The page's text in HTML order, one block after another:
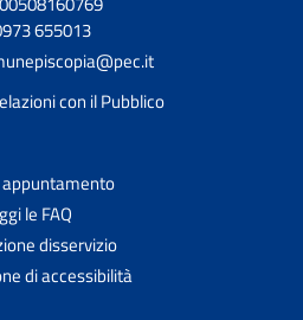
655013
con il Pubblico
le FAQ
disservizio
di accessibilità